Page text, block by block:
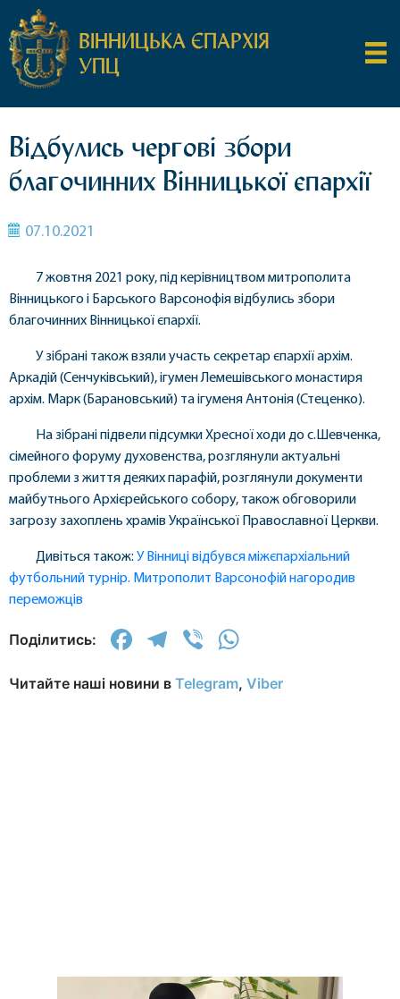
ВІННИЦЬКА ЄПАРХІЯ
УПЦ
Відбулись чергові збори
благочинних Вінницької єпархії
07.10.2021
7 жовтня 2021 року, під керівництвом митрополита
Вінницького і Барського Варсонофія відбулись збори
благочинних Вінницької єпархії.
У зібрані також взяли участь секретар єпархії архім.
Аркадій (Сенчуківський), ігумен Лемешівського монастиря
архім. Марк (Барановський) та ігуменя Антонія (Стеценко).
На зібрані підвели підсумки Хресної ходи до с.Шевченка,
сімейного форуму духовенства, розглянули актуальні
проблеми з життя деяких парафій, розглянули документи
майбутнього Архієрейського собору, також обговорили
загрозу захоплень храмів Української Православної Церкви.
Дивіться також: У Вінниці відбувся міжєпархіальний
футбольний турнір. Митрополит Варсонофій нагородив
переможців
Поділитись: Facebook
Telegram
Viber
Читайте наші новини в Telegram, Viber